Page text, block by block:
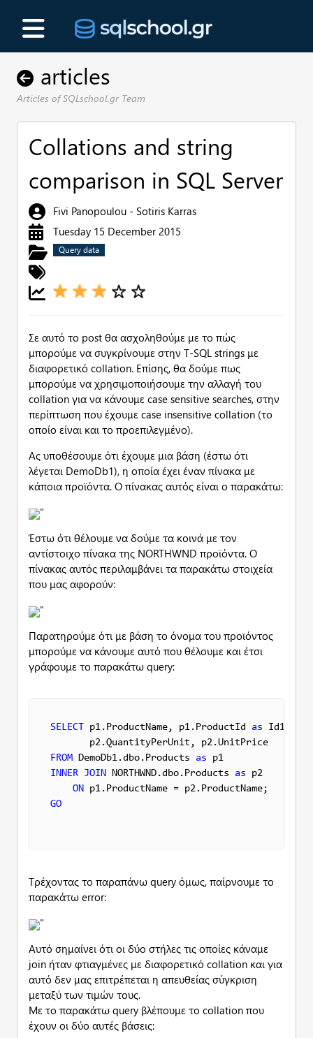
articles
Articles of SQLschool.gr Team
Collations and string
comparison in SQL Server
Fivi Panopoulou - Sotiris Karras
Tuesday 15 December 2015
Query data
Σε αυτό το post θα ασχοληθούμε με το πώς
μπορούμε να συγκρίνουμε στην T-SQL strings με
διαφορετικό collation. Επίσης, θα δούμε πως
μπορούμε να χρησιμοποιήσουμε την αλλαγή του
collation για να κάνουμε case sensitive searches, στην
περίπτωση που έχουμε case insensitive collation (το
οποίο είναι και το προεπιλεγμένο).
Ας υποθέσουμε ότι έχουμε μια βάση (έστω ότι
λέγεται DemoDb1), η οποία έχει έναν πίνακα με
κάποια προϊόντα. Ο πίνακας αυτός είναι ο παρακάτω:
"
Έστω ότι θέλουμε να δούμε τα κοινά με τον
αντίστοιχο πίνακα της NORTHWND προϊόντα. Ο
πίνακας αυτός περιλαμβάνει τα παρακάτω στοιχεία
που μας αφορούν:
"
Παρατηρούμε ότι με βάση το όνομα του προϊόντος
μπορούμε να κάνουμε αυτό που θέλουμε και έτσι
γράφουμε το παρακάτω query:
SELECT p1.ProductName, p1.ProductId as Id1,
FROM DemoDb1.dbo.Products as
INNER JOIN NORTHWND.dbo.Products as p2
ON
GO
Τρέχοντας το παραπάνω query όμως, παίρνουμε το
παρακάτω error:
"
Αυτό σημαίνει ότι οι δύο στήλες τις οποίες κάναμε
join ήταν φτιαγμένες με διαφορετικό collation και για
αυτό δεν μας επιτρέπεται η απευθείας σύγκριση
μεταξύ των τιμών τους.
Με το παρακάτω query βλέπουμε το collation που
έχουν οι δύο αυτές βάσεις: